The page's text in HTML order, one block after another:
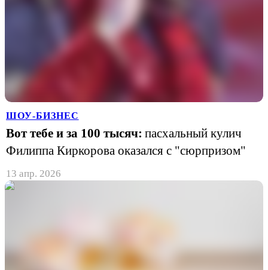
ШОУ-БИЗНЕС
Вот тебе и за 100 тысяч: пасхальный кулич
Филиппа Киркорова оказался с "сюрпризом"
13 апр. 2026